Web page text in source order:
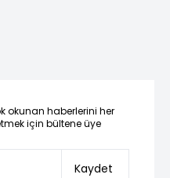
okunan haberlerini her
için bültene üye
Kaydet